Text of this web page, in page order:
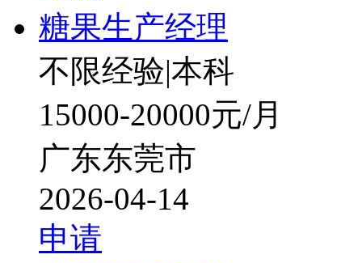
糖果生产经理
不限经验|本科
15000-20000元/月
广东东莞市
2026-04-14
申请